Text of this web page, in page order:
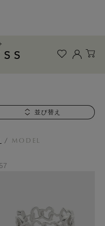
並び替え
/ MODEL